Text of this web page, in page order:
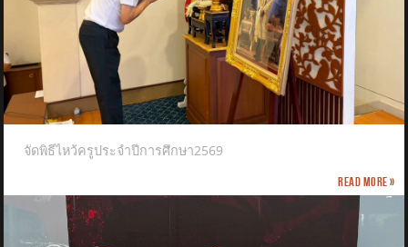
จัดพิธีไหว้ครูประจำปีการศึกษา2569
Read more »